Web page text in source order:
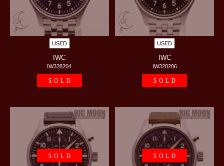
USED
IWC
IW328204
SOLD
USED
IWC
IW328206
SOLD
SOLD SOLD